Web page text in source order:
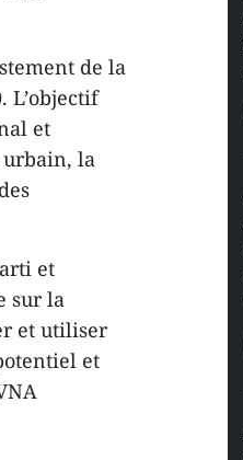
de la
L’objectif
et
la
et
sur la
et utiliser
et